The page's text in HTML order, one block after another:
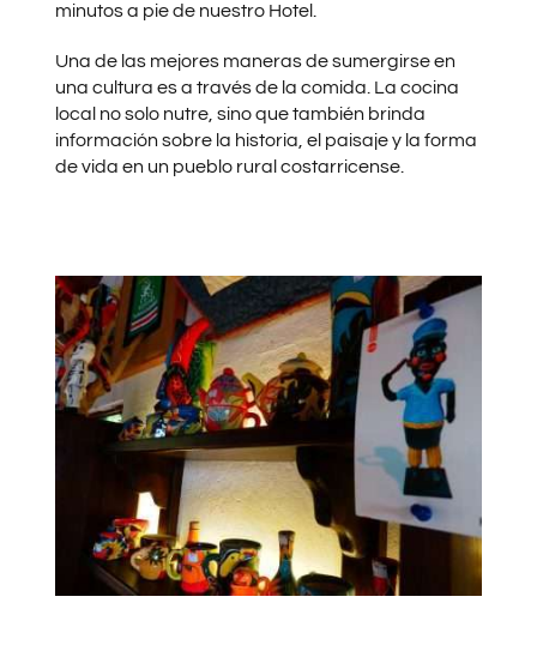
minutos a pie de nuestro Hotel.
Una de las mejores maneras de sumergirse en
una cultura es a través de la comida. La cocina
local no solo nutre, sino que también brinda
información sobre la historia, el paisaje y la forma
de vida en un pueblo rural costarricense.